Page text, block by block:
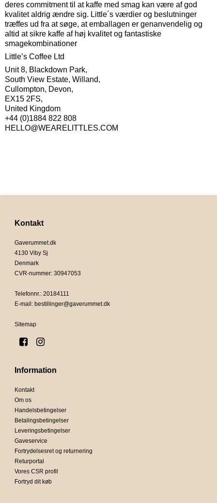
deres commitment til at kaffe med smag kan være af god
kvalitet aldrig ændre sig. Little´s værdier og beslutninger
træffes ud fra at søge, at emballagen er genanvendelig og
altid at sikre kaffe af høj kvalitet og fantastiske
smagekombinationer
Little’s Coffee Ltd
Unit 8, Blackdown Park,
South View Estate, Willand,
Cullompton, Devon,
EX15 2FS,
United Kingdom
+44 (0)1884 822 808
HELLO@WEARELITTLES.COM
Kontakt
Gaverummet.dk
4130 Viby Sj
Denmark
CVR-nummer: 30947053
Telefonnr.: 20184111
E-mail : bestillinger@gaverummet.dk
Sitemap
Information
Kontakt
Om os
Handelsbetingelser
Betalingsbetingelser
Leveringsbetingelser
Gaveservice
Fortrydelsesret og returnering
Returportal
Vores CSR profil
Fortryd dit køb